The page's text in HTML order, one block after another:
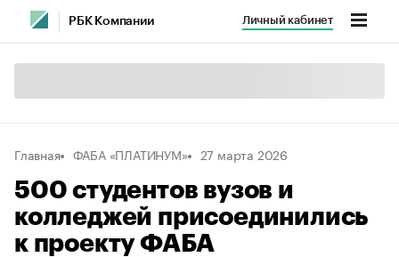
РБК Компании Личный кабинет
Главная ФАБА «ПЛАТИНУМ» 27 марта 2026
500 студентов вузов и
колледжей присоединились
к проекту ФАБА